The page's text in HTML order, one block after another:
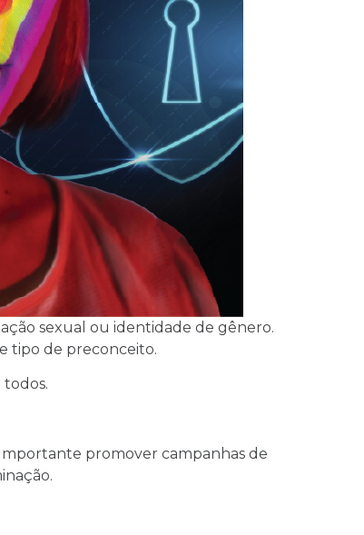
sexual ou identidade de gênero.
tipo de preconceito.
promover campanhas de